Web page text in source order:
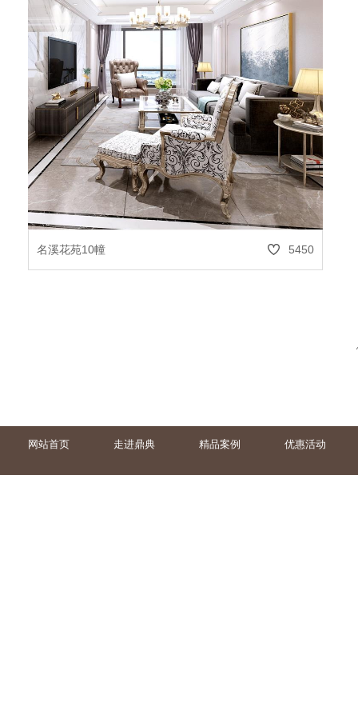
→
名溪花苑10幢 5450
网站首页 走进鼎典 精品案例 优惠活动